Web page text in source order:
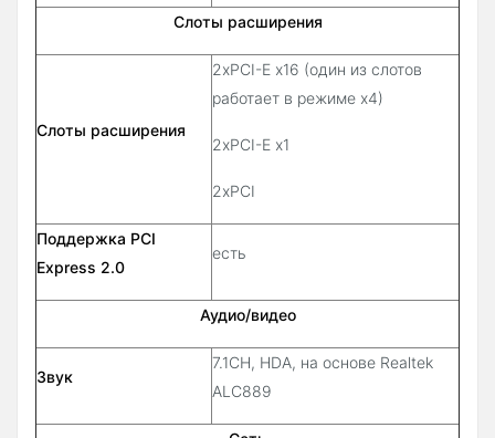
Слоты расширения
Слоты расширения
2xPCI-E x16 (один из слотов
работает в режиме x4)
2xPCI-E x1
2xPCI
Поддержка PCI
Express 2.0
есть
Аудио/видео
Звук
7.1CH, HDA, на основе Realtek
ALC889